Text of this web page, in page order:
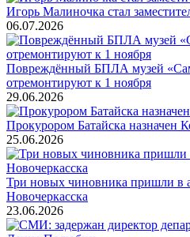
Игорь Малиночка стал
06.07.2026
Повреждённый БПЛА музей
отремонтируют к 1 ноября
29.06.2026
Прокурором Батайска назначен
25.06.2026
Три новых чиновника пришли в
Новочеркасска
23.06.2026